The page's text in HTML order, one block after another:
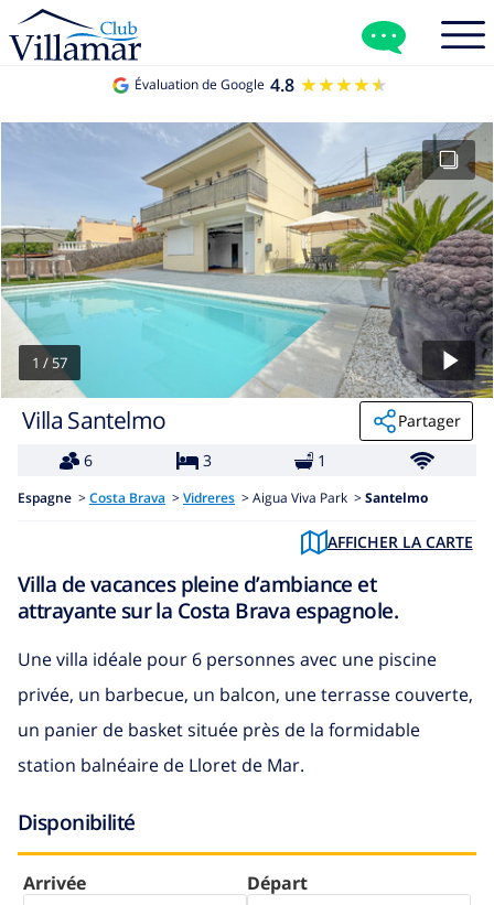
Évaluation de Google 4.8 ★★★★★
★★★★★
1 /57
Villa Santelmo
Partager
6
3 1
Espagne > Costa Brava > Vidreres > Aigua Viva Park > Santelmo
AFFICHER LA CARTE
Villa de vacances pleine d’ambiance et
attrayante sur la Costa Brava espagnole.
Une villa idéale pour 6 personnes avec une piscine
privée, un barbecue, un balcon, une terrasse couverte,
un panier de basket située près de la formidable
station balnéaire de Lloret de Mar.
Disponibilité
Arrivée Départ